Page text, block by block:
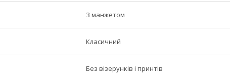
З манжетом
Класичний
Без візерунків і принтів